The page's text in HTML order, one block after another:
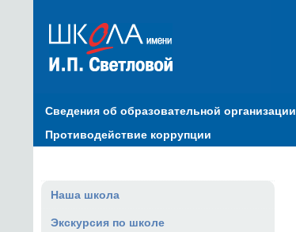
Сведения об образовательной организации
Противодействие коррупции
Наша школа
Экскурсия по школе